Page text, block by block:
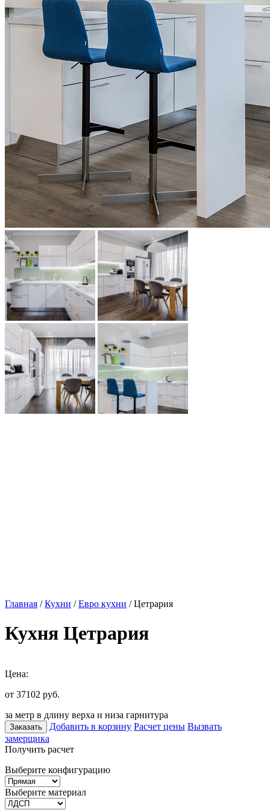
Главная /Кухни /Евро кухни / Цетрария
Кухня Цетрария
Цена:
от 37102 руб.
за метр в длину верха и низа гарнитура
Заказать Добавить в корзину Расчет цены Вызвать
замерщика
Получить расчет
Выберите конфигурацию
Выберите материал